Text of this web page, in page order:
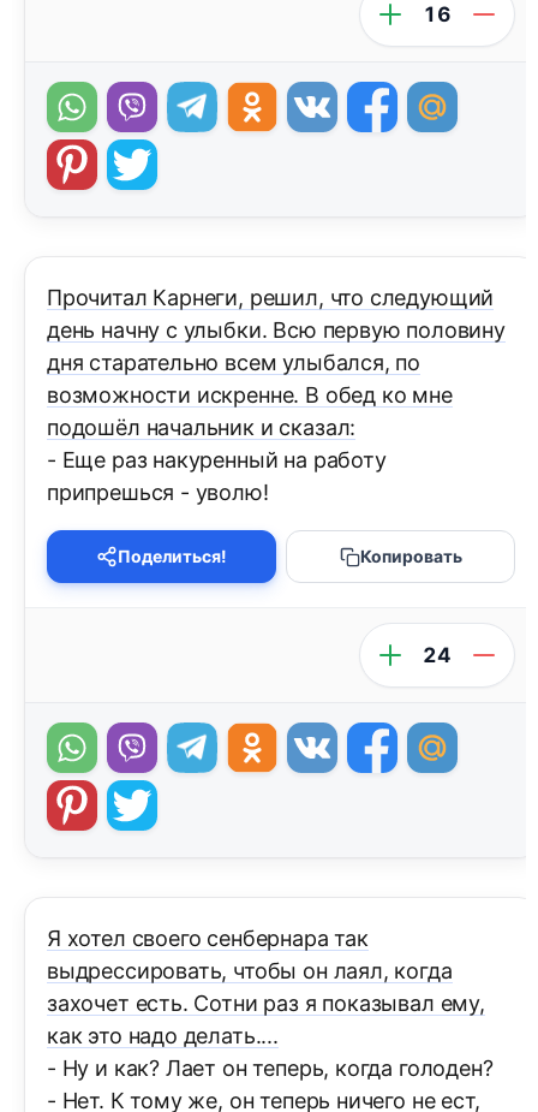
16
Прочитал Карнеги, решил, что следующий
день начну с улыбки. Всю первую половину
дня старательно всем улыбался, по
возможности искренне. В обед ко мне
подошёл начальник и сказал:
- Еще раз накуренный на работу
припрешься - уволю!
Поделиться! Копировать
24
Я хотел своего сенбернара так
выдрессировать, чтобы он лаял, когда
захочет есть. Сотни раз я показывал ему,
как это надо делать....
- Ну и как? Лает он теперь, когда голоден?
- Нет. К тому же, он теперь ничего не ест,